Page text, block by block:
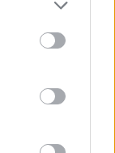
μία φωτογραφία
του νησιού